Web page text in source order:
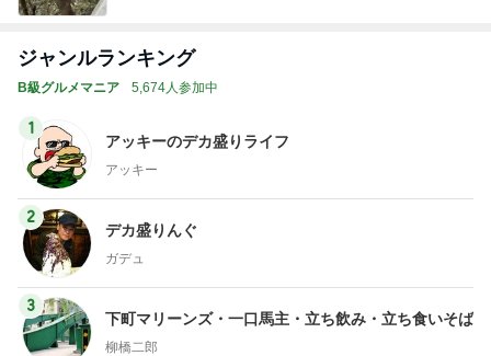
ジャンルランキング
B級グルメマニア 5,674人参加中
1
アッキーのデカ盛りライフ
アッキー
2
デカ盛りんぐ
ガデュ
3
下町マリーンズ・一口馬主・立ち飲み・立ち食いそば
柳橋二郎